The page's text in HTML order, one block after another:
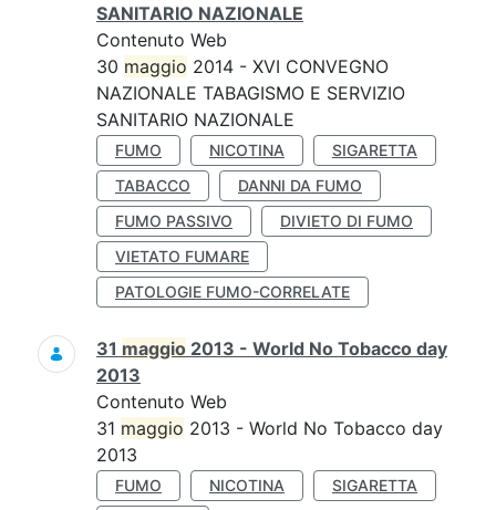
SANITARIO NAZIONALE
Contenuto Web
30 maggio 2014 - XVI CONVEGNO
NAZIONALE TABAGISMO E SERVIZIO
SANITARIO NAZIONALE
FUMO NICOTINA
SIGARETTA
TABACCO
DANNI DA FUMO
FUMO PASSIVO
DIVIETO DI FUMO
VIETATO FUMARE
PATOLOGIE FUMO-CORRELATE
31 maggio 2013 - World No Tobacco day
2013
Contenuto Web
31 maggio 2013 - World No Tobacco day
2013
FUMO NICOTINA
SIGARETTA